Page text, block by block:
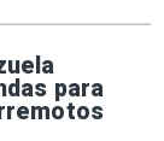
para